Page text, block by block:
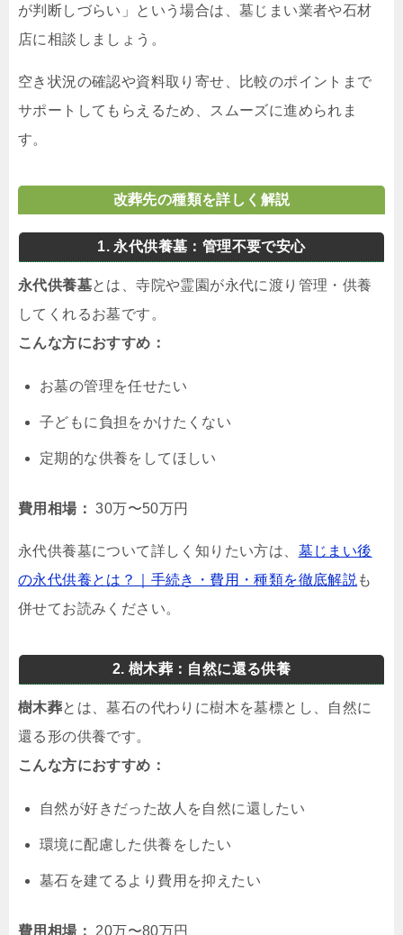
が判断しづらい」という場合は、墓じまい業者や石材
店に相談しましょう。
空き状況の確認や資料取り寄せ、比較のポイントまで
サポートしてもらえるため、スムーズに進められま
す。
改葬先の種類を詳しく解説
1. 永代供養墓：管理不要で安心
永代供養墓とは、寺院や霊園が永代に渡り管理・供養
してくれるお墓です。
こんな方におすすめ：
お墓の管理を任せたい
子どもに負担をかけたくない
定期的な供養をしてほしい
費用相場： 30万〜50万円
永代供養墓について詳しく知りたい方は、 墓じまい後
の永代供養とは？｜手続き・費用・種類を徹底解説 も
併せてお読みください。
2. 樹木葬：自然に還る供養
樹木葬とは、墓石の代わりに樹木を墓標とし、自然に
還る形の供養です。
こんな方におすすめ：
自然が好きだった故人を自然に還したい
環境に配慮した供養をしたい
墓石を建てるより費用を抑えたい
費用相場： 20万〜80万円